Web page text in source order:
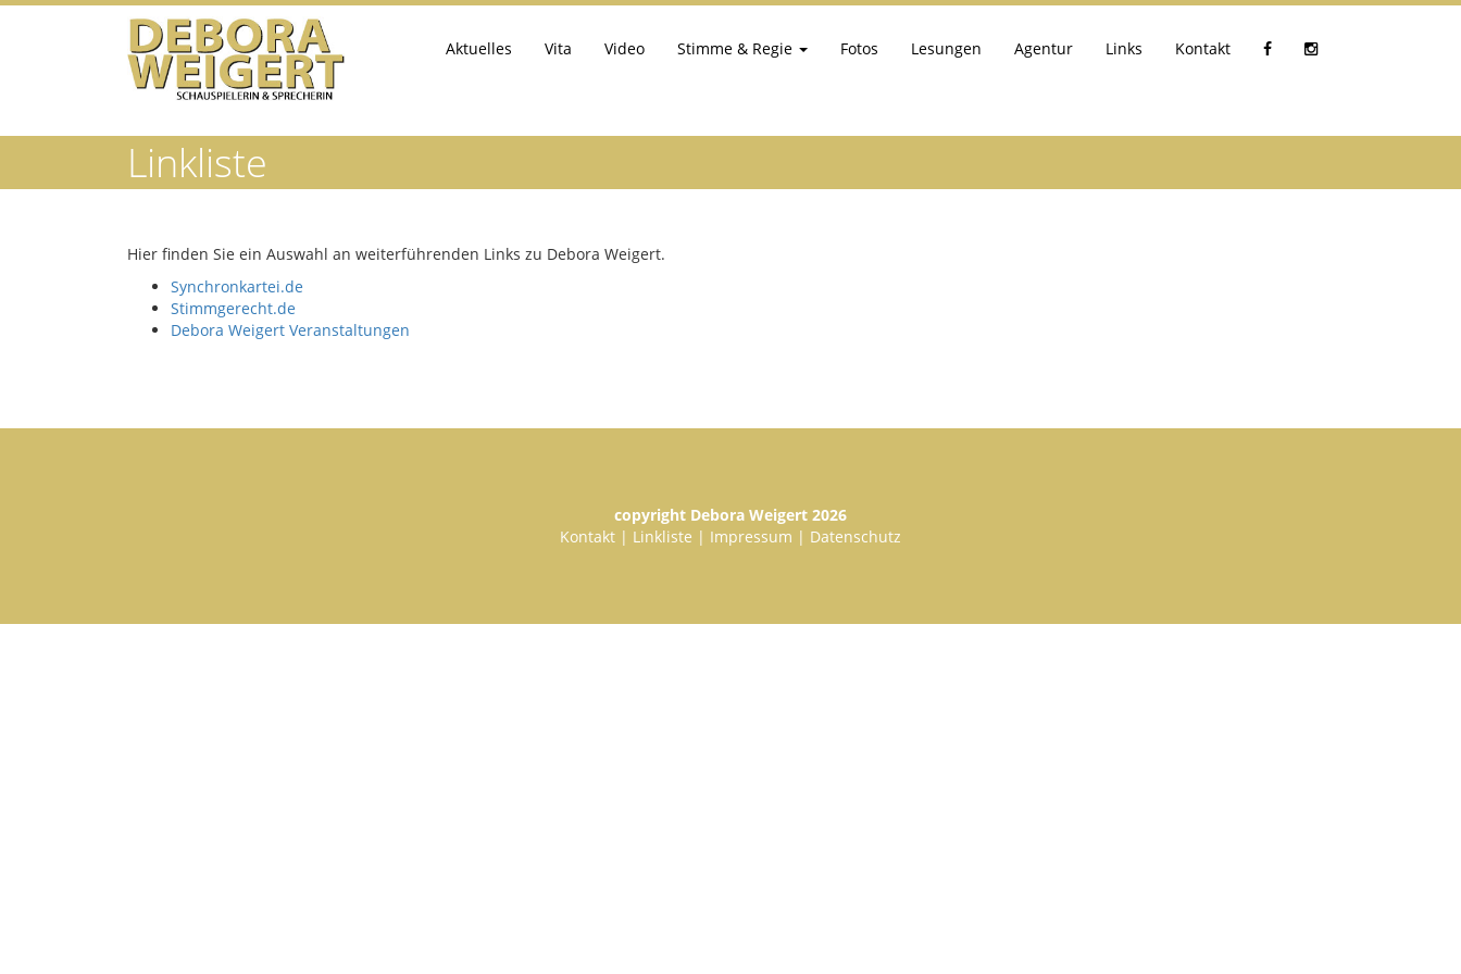
Aktuelles Vita Video Stimme & Regie Fotos Lesungen Agentur Links Kontakt
Linkliste
Hier finden Sie ein Auswahl an weiterführenden Links zu Debora Weigert.
Synchronkartei.de
Stimmgerecht.de
Debora Weigert Veranstaltungen
copyright Debora Weigert 2026
Kontakt | Linkliste | Impressum | Datenschutz